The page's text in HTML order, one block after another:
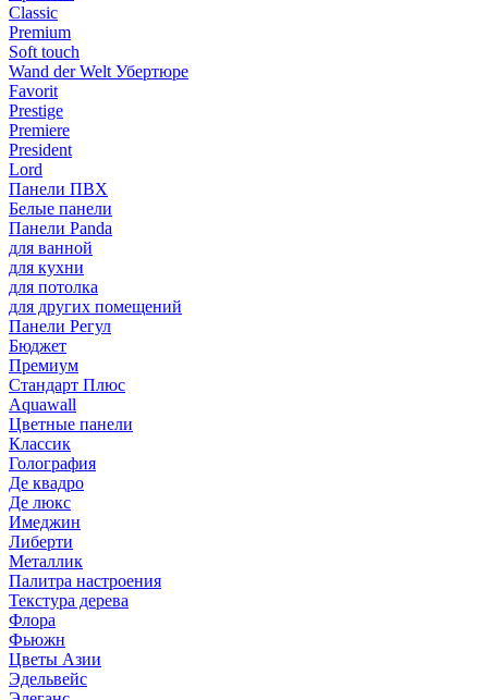
Classic
Premium
Soft touch
Wand der Welt Убертюре
Favorit
Prestige
Premiere
President
Lord
Панели ПВХ
Белые панели
Панели Panda
для ванной
для кухни
для потолка
для других помещений
Панели Регул
Бюджет
Премиум
Стандарт Плюс
Aquawall
Цветные панели
Классик
Голография
Де квадро
Де люкс
Имеджин
Либерти
Металлик
Палитра настроения
Текстура дерева
Флора
Фьюжн
Цветы Азии
Эдельвейс